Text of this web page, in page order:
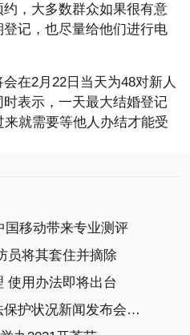
，大多数群众如果很有意
记，也尽量给他们进行电
在2月22日当天为48对新人
表示，一天最大结婚登记
就需要等他人办结才能受
国移动带来专业测评
员将其套住并摘除
使用办法即将出台
泉州法院知识产权刑事司法保护状况新闻发布会召开